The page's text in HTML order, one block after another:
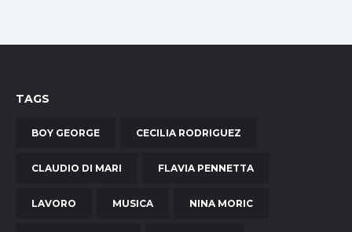
TAGS
BOY GEORGE CECILIA RODRIGUEZ
CLAUDIO DI MARI FLAVIA PENNETTA
LAVORO MUSICA NINA MORIC